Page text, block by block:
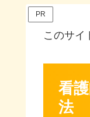
PR
このサイ
看
法